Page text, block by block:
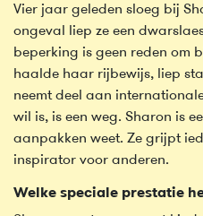
Vier jaar geleden sloeg bij
ongeval liep ze een
beperking is geen reden om
haalde haar rijbewijs, liep
neemt deel aan
wil is, is een weg. Sharon is
aanpakken weet. Ze grijpt
inspirator voor anderen.
Welke speciale prestatie